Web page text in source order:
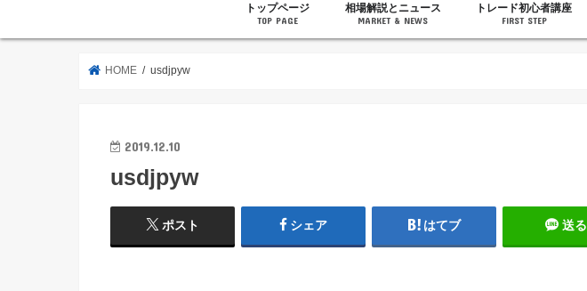
トップページ
TOP PAGE
相場解説とニュース
MARKET & NEWS
トレード初心者講座
FIRST STEP
HOME usdjpyw
2019.12.10
usdjpyw
ポスト シェア はてブ 送る